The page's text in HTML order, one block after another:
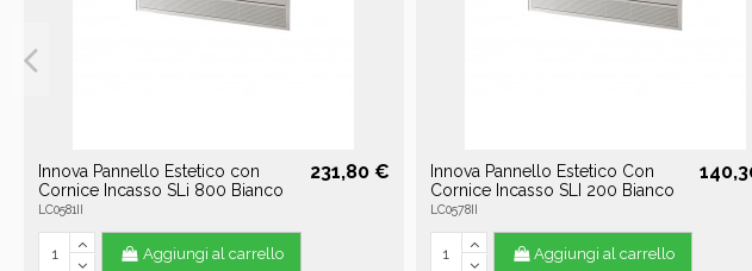
Innova Pannello Estetico con
Cornice Incasso SLi 800 Bianco
LC0581II
231,80 €
Aggiungi al carrello
Innova Pannello Estetico Con
Cornice Incasso SLI 200 Bianco
LC0578II
Aggiungi al carrello